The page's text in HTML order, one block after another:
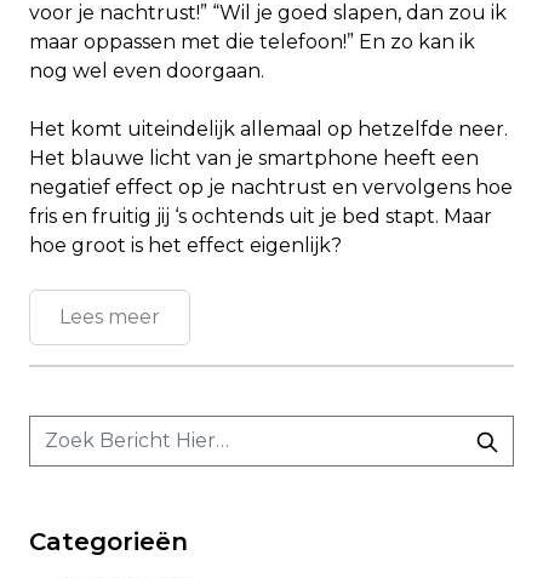
voor je nachtrust!” “Wil je goed slapen, dan zou ik
maar oppassen met die telefoon!” En zo kan ik
nog wel even doorgaan.
Het komt uiteindelijk allemaal op hetzelfde neer.
Het blauwe licht van je smartphone heeft een
negatief effect op je nachtrust en vervolgens hoe
fris en fruitig jij ‘s ochtends uit je bed stapt. Maar
hoe groot is het effect eigenlijk?
Lees meer
Categorieën